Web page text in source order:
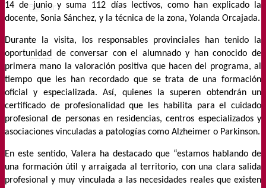
Buscar
Menú
14 de junio y suma 112 días lectivos, como han explicado la
docente, Sonia Sánchez, y la técnica de la zona, Yolanda Orcajada.
Durante la visita, los responsables provinciales han tenido la
oportunidad de conversar con el alumnado y han conocido de
primera mano la valoración positiva que hacen del programa, al
tiempo que les han recordado que se trata de una formación
oficial y especializada. Así, quienes la superen obtendrán un
certificado de profesionalidad que les habilita para el cuidado
profesional de personas en residencias, centros especializados y
asociaciones vinculadas a patologías como Alzheimer o Parkinson.
En este sentido, Valera ha destacado que “estamos hablando de
una formación útil y arraigada al territorio, con una clara salida
profesional y muy vinculada a las necesidades reales que existen